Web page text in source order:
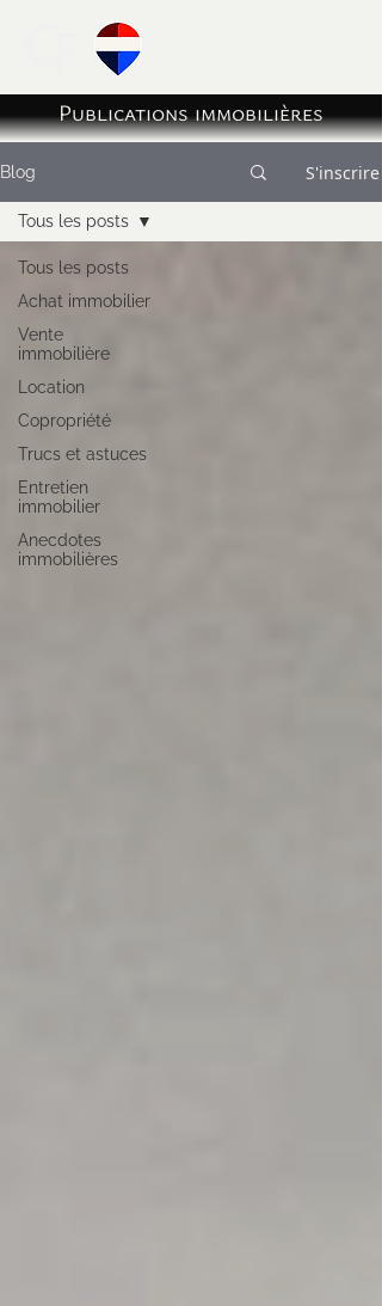
Publications immobilières
Blog S'inscrire
Tous les posts
Achat immobilier
Vente
immobilière
Location
Copropriété
Trucs et astuces
Entretien
immobilier
Anecdotes
immobilières
Tous les posts